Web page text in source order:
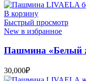
В корзину
Быстрый просмотр
New в избранное
Пашмина «Белый
30,000₽